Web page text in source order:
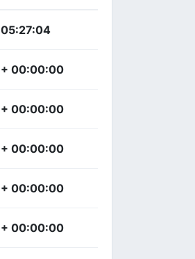
05:27:04
+ 00:00:00
+ 00:00:00
+ 00:00:00
+ 00:00:00
+ 00:00:00